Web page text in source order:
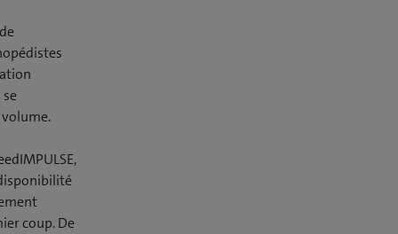
coup. De